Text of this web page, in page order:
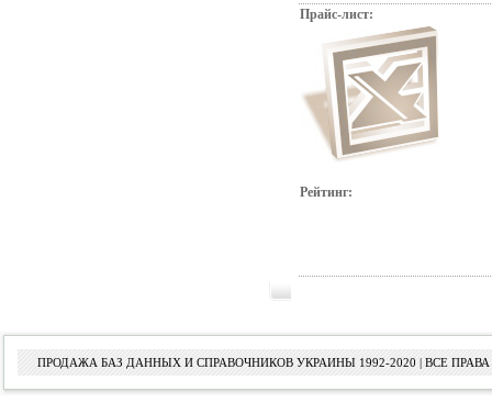
Прайс-лист:
Рейтинг:
ПРОДАЖА БАЗ ДАННЫХ И СПРАВОЧНИКОВ УКРАИНЫ 1992-2020 | ВСЕ